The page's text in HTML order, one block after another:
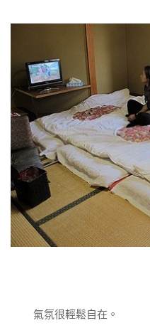
氣氛很輕鬆自在。